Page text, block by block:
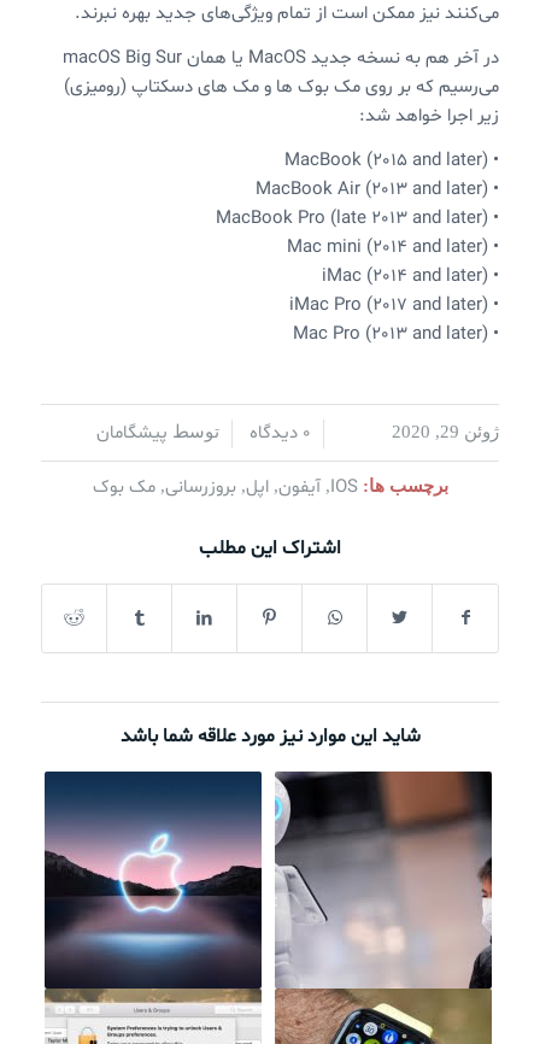
می‌کنند نیز ممکن است از تمام ویژگی‌های جدید بهره نبرند.
در آخر هم به نسخه جدید MacOS یا همان macOS Big Sur
می‌رسیم که بر روی مک بوک ها و مک های دسکتاپ (رومیزی)
زیر اجرا خواهد شد:
• MacBook (2015 and later)
• MacBook Air (2013 and later)
• MacBook Pro (late 2013 and later)
• Mac mini (2014 and later)
• iMac (2014 and later)
• iMac Pro (2017 and later)
• Mac Pro (2013 and later)
ژوئن 29, 2020 / 0 دیدگاه/ توسط پیشگامان
برچسب ها: IOS
,آیفون,اپل,بروزرسانی,مک بوک
اشتراک این مطلب
شاید این موارد نیز مورد علاقه شما باشد